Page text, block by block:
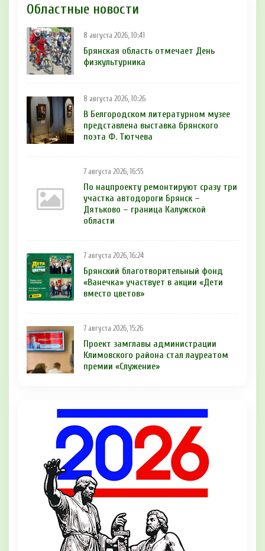
Областные новости
8 августа 2026, 10:41
Брянская область отмечает День
физкультурника
8 августа 2026, 10:26
В Белгородском литературном музее
представлена выставка брянского
поэта Ф. Тютчева
7 августа 2026, 16:55
По нацпроекту ремонтируют сразу три
участка автодороги Брянск –
Дятьково – граница Калужской
области
7 августа 2026, 16:24
Брянский благотворительный фонд
«Ванечка» участвует в акции «Дети
вместо цветов»
7 августа 2026, 15:26
Проект замглавы администрации
Климовского района стал лауреатом
премии «Служение»